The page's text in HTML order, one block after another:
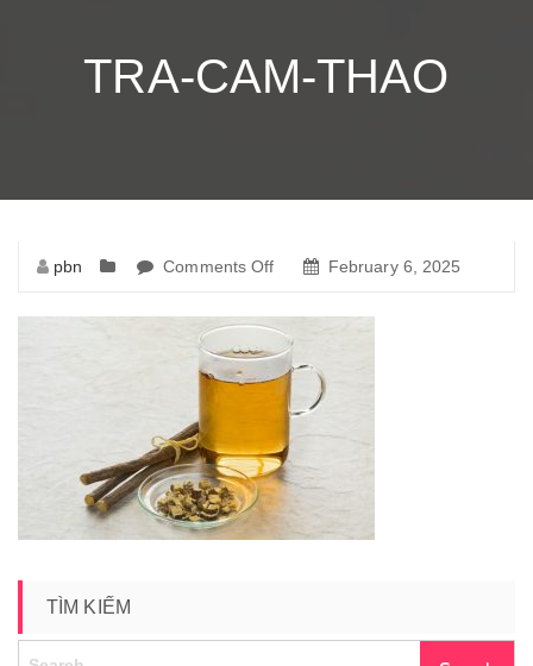
TRA-CAM-THAO
pbn Comments Off
cam-
thao
February 6, 2025
TÌM KIẾM
Search